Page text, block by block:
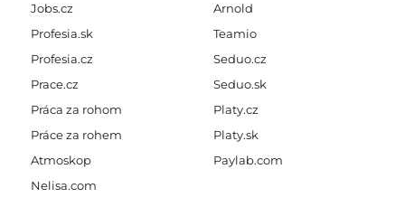
Jobs.cz
Profesia.sk
Profesia.cz
Prace.cz
Práca za rohom
Práce za rohem
Atmoskop
Nelisa.com
Arnold
Teamio
Seduo.cz
Seduo.sk
Platy.cz
Platy.sk
Paylab.com